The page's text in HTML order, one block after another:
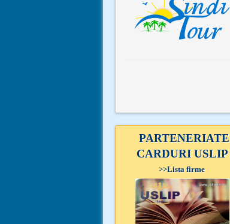
PARTENERIATE
CARDURI USLIP
>>Lista firme